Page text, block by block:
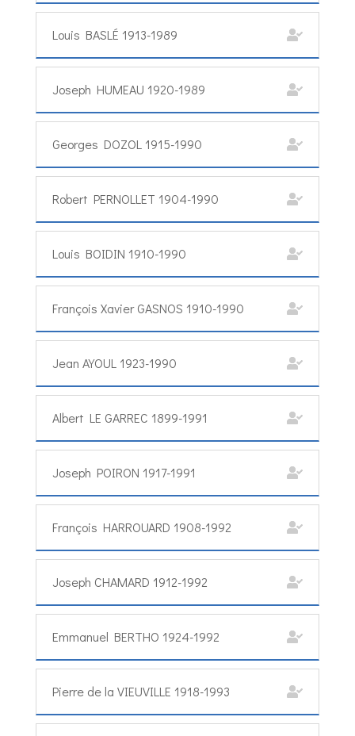
Louis BASLÉ 1913-1989
Joseph HUMEAU 1920-1989
Georges DOZOL 1915-1990
Robert PERNOLLET 1904-1990
Louis BOIDIN 1910-1990
François Xavier GASNOS 1910-1990
Jean AYOUL 1923-1990
Albert LE GARREC 1899-1991
Joseph POIRON 1917-1991
François HARROUARD 1908-1992
Joseph CHAMARD 1912-1992
Emmanuel BERTHO 1924-1992
Pierre de la VIEUVILLE 1918-1993